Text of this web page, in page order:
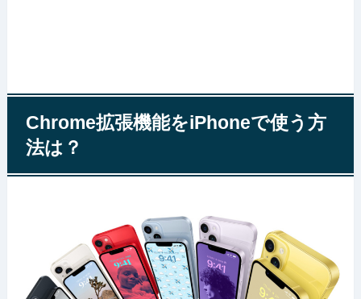
Chrome拡張機能をiPhoneで使う方
法は？